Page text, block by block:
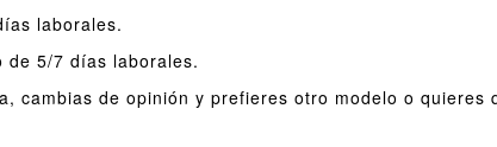
laborales.
de 5/7 días laborales.
cambias de opinión y prefieres otro modelo o